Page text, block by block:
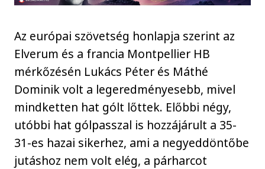
Az európai szövetség honlapja szerint az
Elverum és a francia Montpellier HB
mérkőzésén Lukács Péter és Máthé
Dominik volt a legeredményesebb, mivel
mindketten hat gólt lőttek. Előbbi négy,
utóbbi hat gólpasszal is hozzájárult a 35-
31-es hazai sikerhez, ami a negyeddöntőbe
jutáshoz nem volt elég, a párharcot